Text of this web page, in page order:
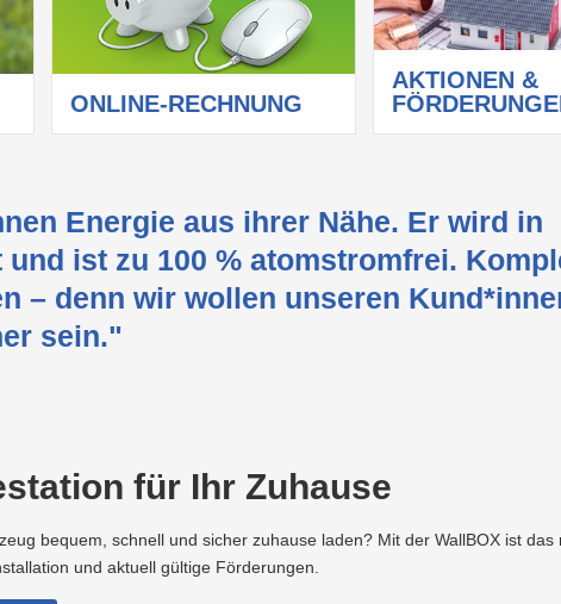
ONLINE-RECHNUNG
AKTIONEN &
Energie aus ihrer Nähe. Er wird in
ist zu 100 % atomstromfrei.
– denn wir wollen unseren
sein."
für Ihr Zuhause
bequem, schnell und sicher zuhause laden? Mit der WallBOX ist das
und aktuell gültige Förderungen.